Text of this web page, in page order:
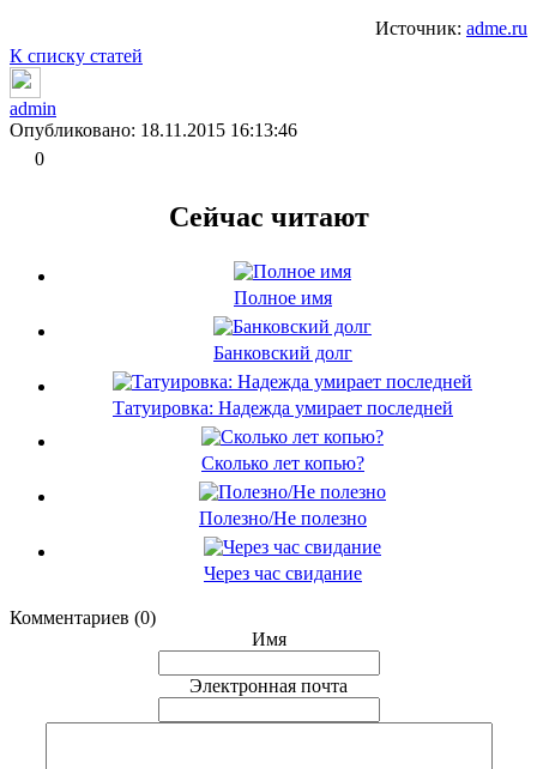
Источник: adme.ru
К списку статей
admin
Опубликовано: 18.11.2015 16:13:46
0
Сейчас читают
Полное имя
Банковский долг
Татуировка: Надежда умирает последней
Сколько лет копью?
Полезно/Не полезно
Через час свидание
Комментариев (0)
Имя
Электронная почта